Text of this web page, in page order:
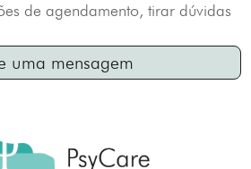
de agendamento, tirar dúvidas
uma mensagem